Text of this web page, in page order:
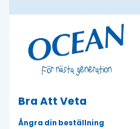
Bra Att Veta
Ångra din beställning